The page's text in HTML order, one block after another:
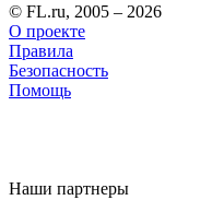
© FL.ru, 2005 – 2026
О проекте
Правила
Безопасность
Помощь
Наши партнеры